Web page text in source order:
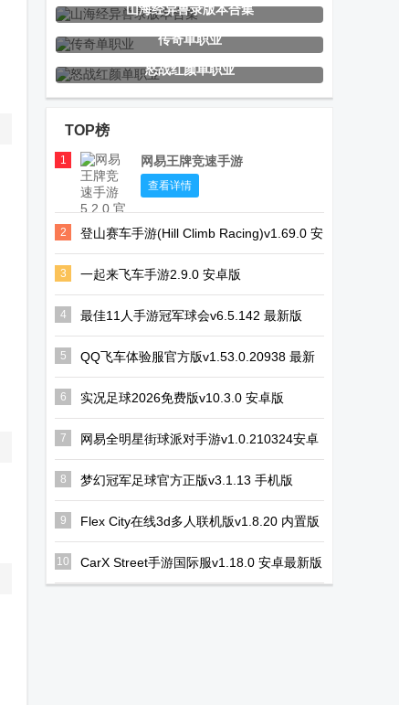
League
AstralGame联
地铁跑酷方源
光阴之外游戏
最新版
魔神英雄传最
新版
器
(NetherSX2)
绳结同行菲比
啾比弗糯糯游
戏
限金币版
周年庆
山海经异兽录版本合集
传奇单职业
怒战红颜单职业
TOP榜
1 网易王牌竞速手游
查看详情
2
登山赛车手游(Hill Climb Racing)v1.69.0 安
卓正版
3 一起来飞车手游2.9.0 安卓版
4 最佳11人手游冠军球会v6.5.142 最新版
5
QQ飞车体验服官方版v1.53.0.20938 最新
安卓版
6 实况足球2026免费版v10.3.0 安卓版
7
网易全明星街球派对手游v1.0.210324安卓
中文版
8 梦幻冠军足球官方正版v3.1.13 手机版
9 Flex City在线3d多人联机版v1.8.20 内置版
10 CarX Street手游国际服v1.18.0 安卓最新版